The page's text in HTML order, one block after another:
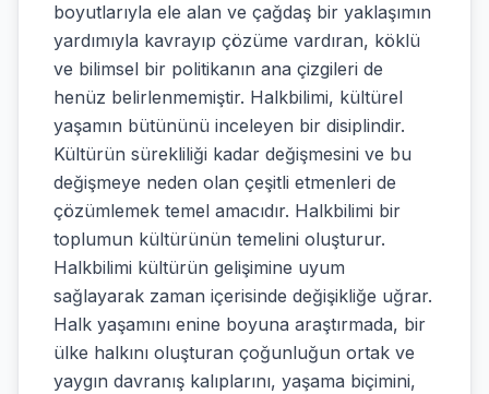
boyutlarıyla ele alan ve çağdaş bir yaklaşımın
yardımıyla kavrayıp çözüme vardıran, köklü
ve bilimsel bir politikanın ana çizgileri de
henüz belirlenmemiştir. Halkbilimi, kültürel
yaşamın bütününü inceleyen bir disiplindir.
Kültürün sürekliliği kadar değişmesini ve bu
değişmeye neden olan çeşitli etmenleri de
çözümlemek temel amacıdır. Halkbilimi bir
toplumun kültürünün temelini oluşturur.
Halkbilimi kültürün gelişimine uyum
sağlayarak zaman içerisinde değişikliğe uğrar.
Halk yaşamını enine boyuna araştırmada, bir
ülke halkını oluşturan çoğunluğun ortak ve
yaygın davranış kalıplarını, yaşama biçimini,